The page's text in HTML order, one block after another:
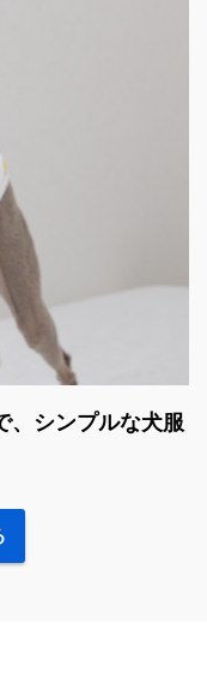
、シンプルな犬服